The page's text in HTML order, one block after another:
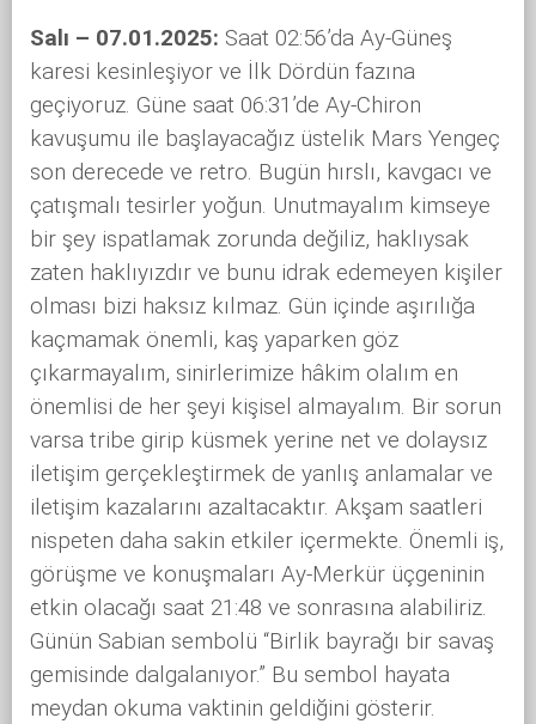
Salı – 07.01.2025: Saat 02:56’da Ay-Güneş
karesi kesinleşiyor ve İlk Dördün fazına
geçiyoruz. Güne saat 06:31’de Ay-Chiron
kavuşumu ile başlayacağız üstelik Mars Yengeç
son derecede ve retro. Bugün hırslı, kavgacı ve
çatışmalı tesirler yoğun. Unutmayalım kimseye
bir şey ispatlamak zorunda değiliz, haklıysak
zaten haklıyızdır ve bunu idrak edemeyen kişiler
olması bizi haksız kılmaz. Gün içinde aşırılığa
kaçmamak önemli, kaş yaparken göz
çıkarmayalım, sinirlerimize hâkim olalım en
önemlisi de her şeyi kişisel almayalım. Bir sorun
varsa tribe girip küsmek yerine net ve dolaysız
iletişim gerçekleştirmek de yanlış anlamalar ve
iletişim kazalarını azaltacaktır. Akşam saatleri
nispeten daha sakin etkiler içermekte. Önemli iş,
görüşme ve konuşmaları Ay-Merkür üçgeninin
etkin olacağı saat 21:48 ve sonrasına alabiliriz.
Günün Sabian sembolü “Birlik bayrağı bir savaş
gemisinde dalgalanıyor.” Bu sembol hayata
meydan okuma vaktinin geldiğini gösterir.